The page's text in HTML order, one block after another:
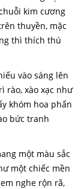
kim cương
thuyền, mặc
thì thích thú
vào sáng lên
rào, xào xạc như
khóm hoa phấn
bức tranh
một màu sắc
một chiếc mền
nghe rộn rã,